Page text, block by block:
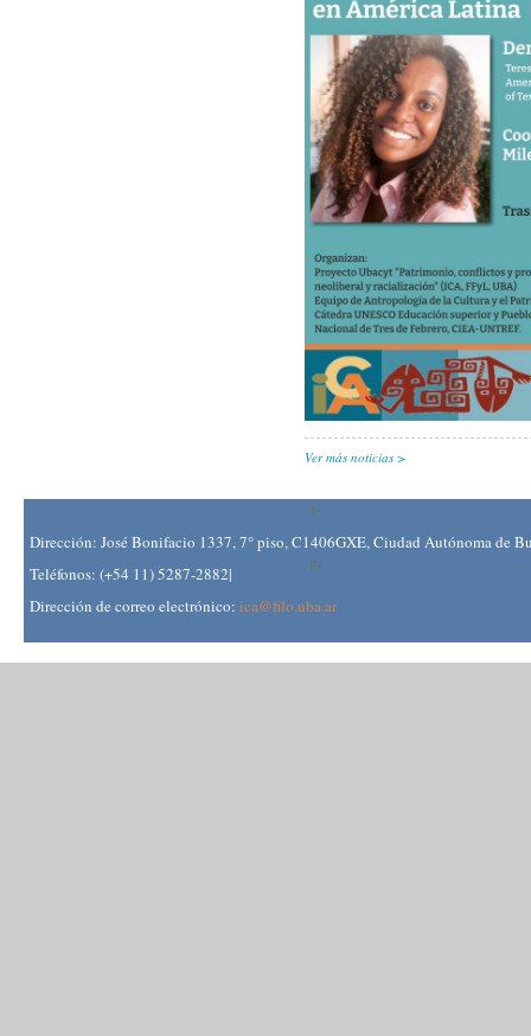
Ver más noticias
Dirección: José Bonifacio 1337, 7° piso, C1406GXE, Ciudad Autónoma de
Teléfonos: (+54 11) 5287-2882|
Dirección de correo electrónico: ica@filo.uba.ar